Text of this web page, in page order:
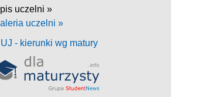
uczelni »
uczelni »
- kierunki wg matury